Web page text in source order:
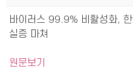
바이러스 99.9% 비활성화,
실증 마쳐
원문보기